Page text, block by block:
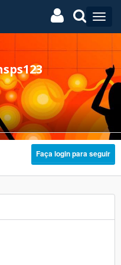
Faça login para seguir